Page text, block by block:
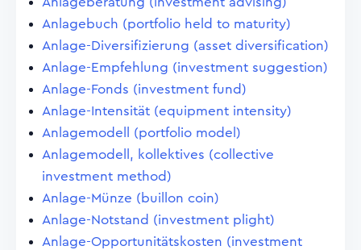
Anlagebuch (portfolio held to maturity)
Anlage-Diversifizierung (asset diversification)
Anlage-Empfehlung (investment suggestion)
Anlage-Fonds (investment fund)
Anlage-Intensität (equipment intensity)
Anlagemodell (portfolio model)
Anlagemodell, kollektives (collective
investment method)
Anlage-Münze (buillon coin)
Anlage-Notstand (investment plight)
Anlage-Opportunitätskosten (investment